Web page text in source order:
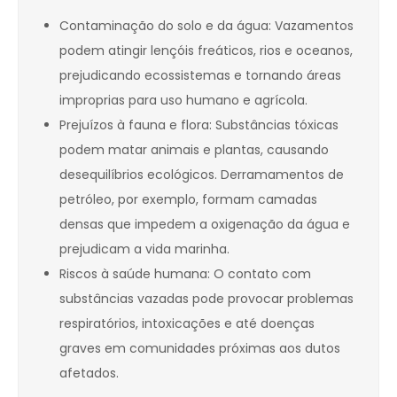
Contaminação do solo e da água: Vazamentos
podem atingir lençóis freáticos, rios e oceanos,
prejudicando ecossistemas e tornando áreas
improprias para uso humano e agrícola.
Prejuízos à fauna e flora: Substâncias tóxicas
podem matar animais e plantas, causando
desequilíbrios ecológicos. Derramamentos de
petróleo, por exemplo, formam camadas
densas que impedem a oxigenação da água e
prejudicam a vida marinha.
Riscos à saúde humana: O contato com
substâncias vazadas pode provocar problemas
respiratórios, intoxicações e até doenças
graves em comunidades próximas aos dutos
afetados.